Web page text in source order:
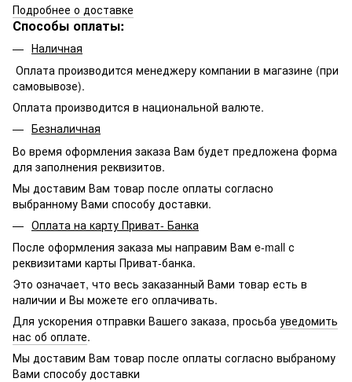
Подробнее о доставке
Способы оплаты:
Наличная
Оплата производится менеджеру компании в магазине (при
самовывозе).
Оплата производится в национальной валюте.
Безналичная
Во время оформления заказа Вам будет предложена форма
для заполнения реквизитов.
Мы доставим Вам товар после оплаты согласно
выбранному Вами способу доставки.
Оплата на карту Приват- Банка
После оформления заказа мы направим Вам e-mall с
реквизитами карты Приват-банка.
Это означает, что весь заказанный Вами товар есть в
наличии и Вы можете его оплачивать.
Для ускорения отправки Вашего заказа, просьба уведомить
нас об оплате.
Мы доставим Вам товар после оплаты согласно выбраному
Вами способу доставки